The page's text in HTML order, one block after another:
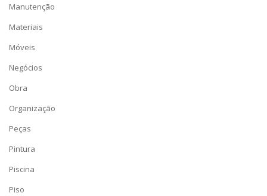
Manutenção
Materiais
Móveis
Negócios
Obra
Organização
Peças
Pintura
Piscina
Piso